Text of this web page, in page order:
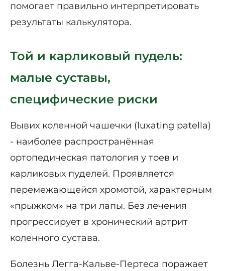
помогает правильно интерпретировать
результаты калькулятора.
Той и карликовый пудель:
малые суставы,
специфические риски
Вывих коленной чашечки (luxating patella)
- наиболее распространённая
ортопедическая патология у тоев и
карликовых пуделей. Проявляется
перемежающейся хромотой, характерным
«прыжком» на три лапы. Без лечения
прогрессирует в хронический артрит
коленного сустава.
Болезнь Легга-Кальве-Пертеса поражает